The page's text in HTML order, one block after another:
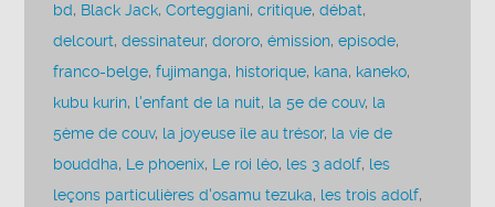
bd, Black Jack,Corteggiani,critique,débat,
delcourt,dessinateur,dororo,émission,episode,
franco-belge,fujimanga, historique, kana, kaneko,
kubu kurin, l'enfant de la nuit, la 5e de couv, la
5ème de couv, la joyeuse île au trésor, la vie de
bouddha, Le phoenix, Le roi léo, les 3 adolf, les
leçons particulières d'osamu tezuka, les trois adolf,